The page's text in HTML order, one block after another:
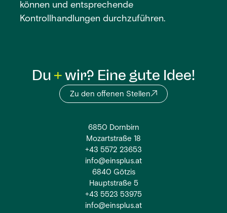
können und entsprechende
Kontrollhandlungen durchzuführen.
Du wir? Eine gute Idee!
Zu den offenen Stellen
6850 Dornbirn
Mozartstraße 18
+43 5572 23653
info@einsplus.at
6840 Götzis
Hauptstraße 5
+43 5523 53975
info@einsplus.at